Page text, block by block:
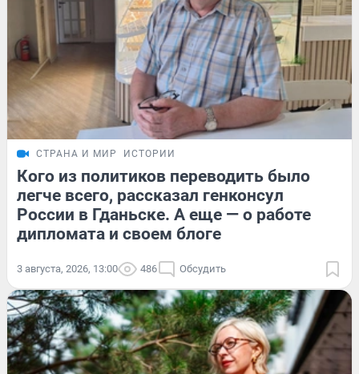
СТРАНА И МИР ИСТОРИИ
Кого из политиков переводить было
легче всего, рассказал генконсул
России в Гданьске. А еще — о работе
дипломата и своем блоге
3 августа, 2026, 13:00 486 Обсудить